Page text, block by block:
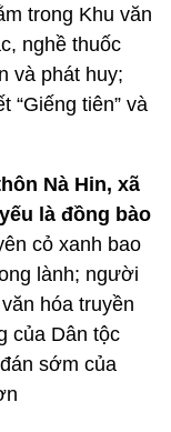
trong Khu văn
nghề thuốc
và phát huy;
“Giếng tiên” và
Nà Hin, xã
là đồng bào
cỏ xanh bao
lành; người
hóa truyền
của Dân tộc
sớm của